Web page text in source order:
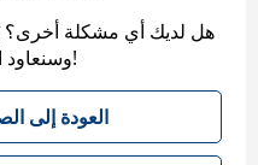
هل لديك أي مشكلة أخرى؟
وسنعاود التواصل معك. شكرًا على صبرك!
العودة إلى